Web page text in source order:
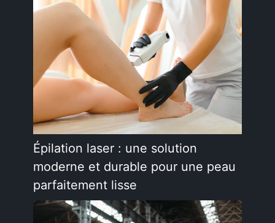
Épilation laser : une solution
moderne et durable pour une peau
parfaitement lisse